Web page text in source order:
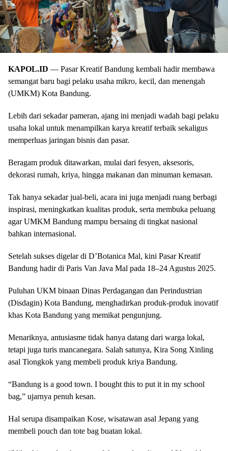
KAPOL.ID — Pasar Kreatif Bandung kembali hadir membawa
semangat baru bagi pelaku usaha mikro, kecil, dan menengah
(UMKM) Kota Bandung.
Lebih dari sekadar pameran, ajang ini menjadi wadah bagi pelaku
usaha lokal untuk menampilkan karya kreatif terbaik sekaligus
memperluas jaringan bisnis dan pasar.
Beragam produk ditawarkan, mulai dari fesyen, aksesoris,
dekorasi rumah, kriya, hingga makanan dan minuman kemasan.
Tak hanya sekadar jual-beli, acara ini juga menjadi ruang berbagi
inspirasi, meningkatkan kualitas produk, serta membuka peluang
agar UMKM Bandung mampu bersaing di tingkat nasional
bahkan internasional.
Setelah sukses digelar di D’Botanica Mal, kini Pasar Kreatif
Bandung hadir di Paris Van Java Mal pada 18–24 Agustus 2025.
Puluhan UKM binaan Dinas Perdagangan dan Perindustrian
(Disdagin) Kota Bandung, menghadirkan produk-produk inovatif
khas Kota Bandung yang memikat pengunjung.
Menariknya, antusiasme tidak hanya datang dari warga lokal,
tetapi juga turis mancanegara. Salah satunya, Kira Song Xinling
asal Tiongkok yang membeli produk kriya Bandung.
“Bandung is a good town. I bought this to put it in my school
bag,” ujarnya penuh kesan.
Hal serupa disampaikan Kose, wisatawan asal Jepang yang
membeli pouch dan tote bag buatan lokal.